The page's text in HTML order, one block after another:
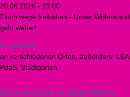
20.06.2026 - 19:00
Fluchtwege freihalten - Unser Widerstand
geht weiter!
Europaplatz
an verschiedenen Orten, außerdem: LEA,
PdaS, Stadtgarten
Alexander Leistner, Manja Präkels,